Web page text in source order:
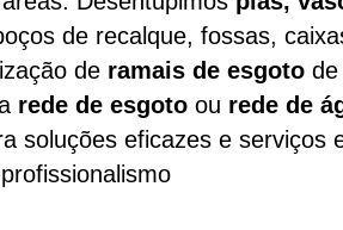
de recalque, fossas,
de ramais de esgoto
rede de esgoto ou rede de
soluções eficazes e serviços